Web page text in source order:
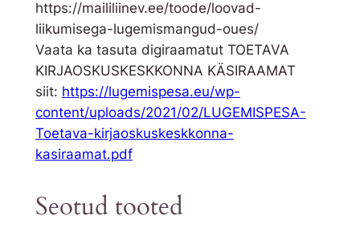
https://maililiinev.ee/toode/loovad-
liikumisega-lugemismangud-oues/
Vaata ka tasuta digiraamatut TOETAVA
KIRJAOSKUSKESKKONNA KÄSIRAAMAT
siit: https://lugemispesa.eu/wp-
content/uploads/2021/02/LUGEMISPESA-
Toetava-kirjaoskuskeskkonna-
kasiraamat.pdf
Seotud tooted